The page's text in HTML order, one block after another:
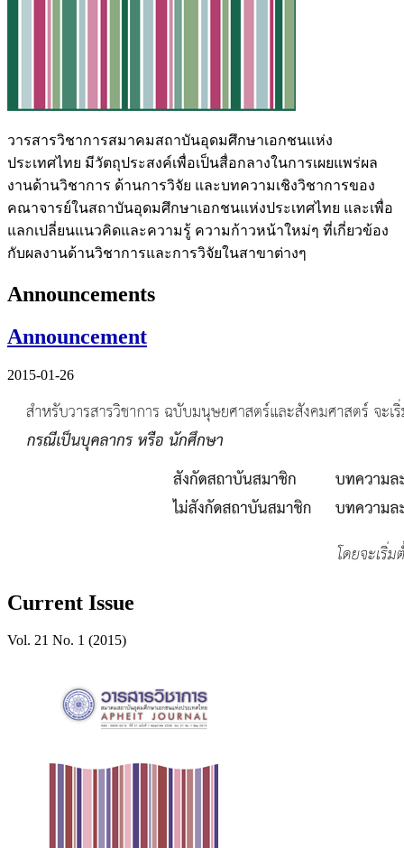
วารสารวิชาการสมาคมสถาบันอุดมศึกษาเอกชนแห่ง
ประเทศไทย มีวัตถุประสงค์เพื่อเป็นสื่อกลางในการเผยแพร่ผล
งานด้านวิชาการ ด้านการวิจัย และบทความเชิงวิชาการของ
คณาจารย์ในสถาบันอุดมศึกษาเอกชนแห่งประเทศไทย และเพื่อ
แลกเปลี่ยนแนวคิดและความรู้ ความก้าวหน้าใหม่ๆ ที่เกี่ยวข้อง
กับผลงานด้านวิชาการและการวิจัยในสาขาต่างๆ
Announcements
Announcement
2015-01-26
Current Issue
Vol. 21 No. 1 (2015)